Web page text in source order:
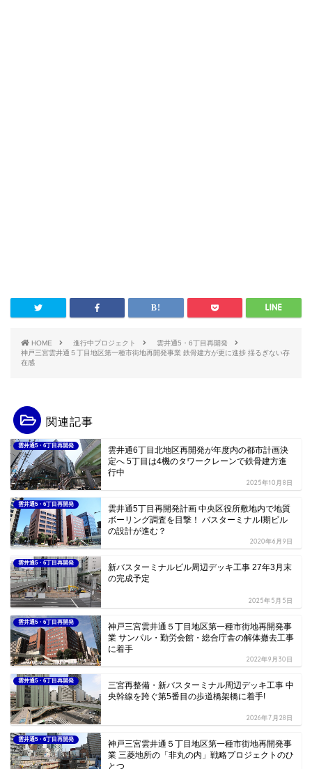
HOME 進行中プロジェクト
雲井通5・6丁目再開発
神戸三宮雲井通５丁目地区第一種市街地再開発事業 鉄骨建方が更に進捗 揺るぎない存
在感
関連記事
雲井通5・6丁目再開発
雲井通6丁目北地区再開発が年度内の都市計画決
定へ 5丁目は4機のタワークレーンで鉄骨建方進
行中
2025年10月8日
雲井通5・6丁目再開発
雲井通5丁目再開発計画 中央区役所敷地内で地質
ボーリング調査を目撃！ バスターミナルI期ビル
の設計が進む？
2020年6月9日
雲井通5・6丁目再開発
新バスターミナルビル周辺デッキ工事 27年3月末
の完成予定
2025年5月5日
雲井通5・6丁目再開発
神戸三宮雲井通５丁目地区第一種市街地再開発事
業 サンパル・勤労会館・総合庁舎の解体撤去工事
に着手
2022年9月30日
雲井通5・6丁目再開発
三宮再整備・新バスターミナル周辺デッキ工事 中
央幹線を跨ぐ第5番目の歩道橋架橋に着手!
2026年7月28日
雲井通5・6丁目再開発
神戸三宮雲井通５丁目地区第一種市街地再開発事
業 三菱地所の「非丸の内」戦略プロジェクトのひ
とつ